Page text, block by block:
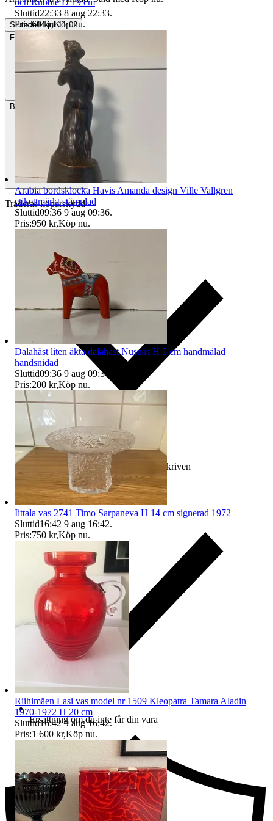
Slutade14 jul 11:02
Frakt
Betalning Via Tradera
Traderas köparskydd
Ersättning om varan inte är som beskriven
Ersättning om du inte får din vara
och Rubble D 19 cm
Sluttid22:33 8 aug 22:33.
Pris:60 kr,Köp nu.
Arabia bordsklocka Havis Amanda design Ville Vallgren
etikettmärkt stämplad
Sluttid09:36 9 aug 09:36.
Pris:950 kr,Köp nu.
Dalahäst liten äkta dalahäst Nusnäs H 5 cm handmålad
handsnidad
Sluttid09:36 9 aug 09:36
Pris:200 kr,Köp nu.
Iittala vas 2741 Timo Sarpaneva H 14 cm signerad 1972
Sluttid16:42 9 aug 16:42.
Pris:750 kr,Köp nu.
Riihimäen Lasi vas model nr 1509 Kleopatra Tamara Aladin
1970-1972 H 20 cm
Sluttid16:42 9 aug 16:42.
Pris:1 600 kr,Köp nu.